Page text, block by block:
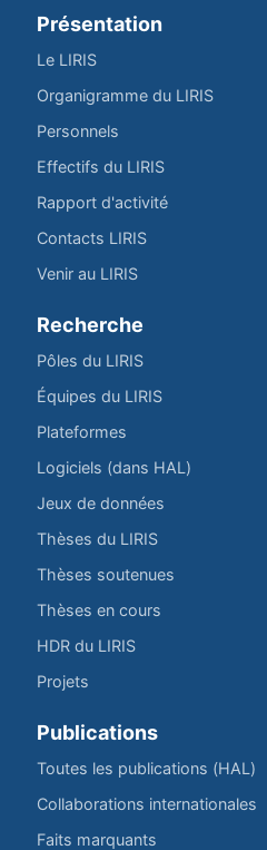
Présentation
Le LIRIS
Organigramme du LIRIS
Personnels
Effectifs du LIRIS
Rapport d'activité
Contacts LIRIS
Venir au LIRIS
Recherche
Pôles du LIRIS
Équipes du LIRIS
Plateformes
Logiciels (dans HAL)
Jeux de données
Thèses du LIRIS
Thèses soutenues
Thèses en cours
HDR du LIRIS
Projets
Publications
Toutes les publications (HAL)
Collaborations internationales
Faits marquants